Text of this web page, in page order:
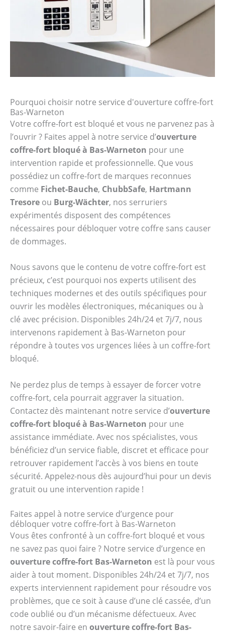
Pourquoi choisir notre service d'ouverture coffre-fort
Bas-Warneton
Votre coffre-fort est bloqué et vous ne parvenez pas à
l’ouvrir ? Faites appel à notre service d’ouverture
coffre-fort bloqué à Bas-Warneton pour une
intervention rapide et professionnelle. Que vous
possédiez un coffre-fort de marques reconnues
comme Fichet-Bauche, ChubbSafe, Hartmann
Tresore ou Burg-Wächter, nos serruriers
expérimentés disposent des compétences
nécessaires pour débloquer votre coffre sans causer
de dommages.
Nous savons que le contenu de votre coffre-fort est
précieux, c’est pourquoi nos experts utilisent des
techniques modernes et des outils spécifiques pour
ouvrir les modèles électroniques, mécaniques ou à
clé avec précision. Disponibles 24h/24 et 7j/7, nous
intervenons rapidement à Bas-Warneton pour
répondre à toutes vos urgences liées à un coffre-fort
bloqué.
Ne perdez plus de temps à essayer de forcer votre
coffre-fort, cela pourrait aggraver la situation.
Contactez dès maintenant notre service d’ouverture
coffre-fort bloqué à Bas-Warneton pour une
assistance immédiate. Avec nos spécialistes, vous
bénéficiez d’un service fiable, discret et efficace pour
retrouver rapidement l’accès à vos biens en toute
sécurité. Appelez-nous dès aujourd’hui pour un devis
gratuit ou une intervention rapide !
Faites appel à notre service d’urgence pour
débloquer votre coffre-fort à Bas-Warneton
Vous êtes confronté à un coffre-fort bloqué et vous
ne savez pas quoi faire ? Notre service d’urgence en
ouverture coffre-fort Bas-Warneton est là pour vous
aider à tout moment. Disponibles 24h/24 et 7j/7, nos
experts interviennent rapidement pour résoudre vos
problèmes, que ce soit à cause d’une clé cassée, d’un
code oublié ou d’un mécanisme défectueux. Avec
notre savoir-faire en ouverture coffre-fort Bas-